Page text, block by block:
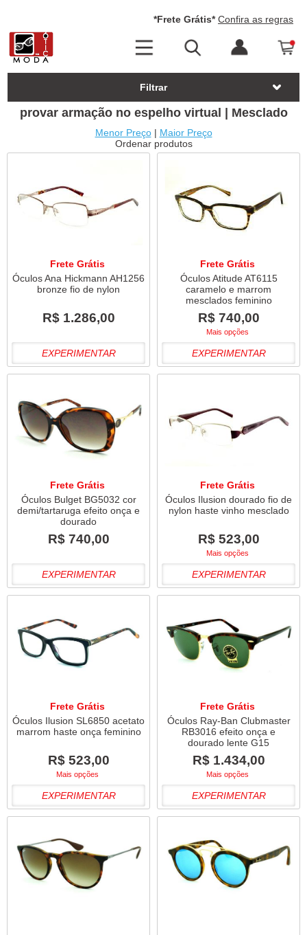
*Frete Grátis* Confira as regras
Filtrar
provar armação no espelho virtual | Mesclado
Menor Preço| Maior Preço
Ordenar produtos
Frete Grátis
Óculos Ana Hickmann AH1256
bronze fio de nylon
R$ 1.286,00
EXPERIMENTAR
Frete Grátis
Óculos Atitude AT6115
caramelo e marrom
mesclados feminino
R$ 740,00
Mais opções
EXPERIMENTAR
Frete Grátis
Óculos Bulget BG5032 cor
demi/tartaruga efeito onça e
dourado
R$ 740,00
EXPERIMENTAR
Frete Grátis
Óculos Ilusion dourado fio de
nylon haste vinho mesclado
R$ 523,00
Mais opções
EXPERIMENTAR
Frete Grátis
Óculos Ilusion SL6850 acetato
marrom haste onça feminino
R$ 523,00
Mais opções
EXPERIMENTAR
Frete Grátis
Óculos Ray-Ban Clubmaster
RB3016 efeito onça e
dourado lente G15
R$ 1.434,00
Mais opções
EXPERIMENTAR